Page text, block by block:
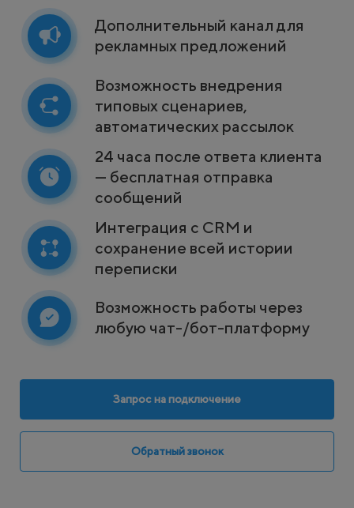
Дополнительный канал для
рекламных предложений
Возможность внедрения
типовых сценариев,
автоматических рассылок
24 часа после ответа клиента
— бесплатная отправка
сообщений
Интеграция с CRM и
сохранение всей истории
переписки
Возможность работы через
любую чат-/бот-платформу
Запрос на подключение
Обратный звонок